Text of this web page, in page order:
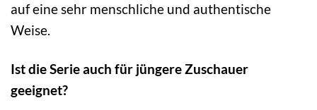
auf eine sehr menschliche und authentische
Weise.
Ist die Serie auch für jüngere Zuschauer
geeignet?